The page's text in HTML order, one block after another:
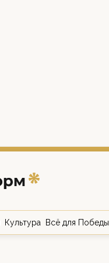
Культура Всё для Победы